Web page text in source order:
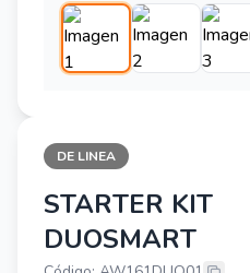
DE LINEA
STARTER KIT
STARTER KIT
DUOSMART